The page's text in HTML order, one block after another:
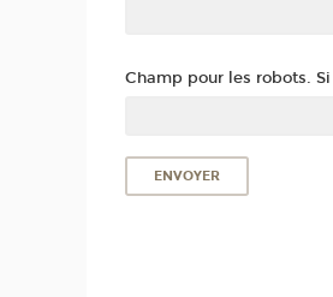
Champ pour les robots.